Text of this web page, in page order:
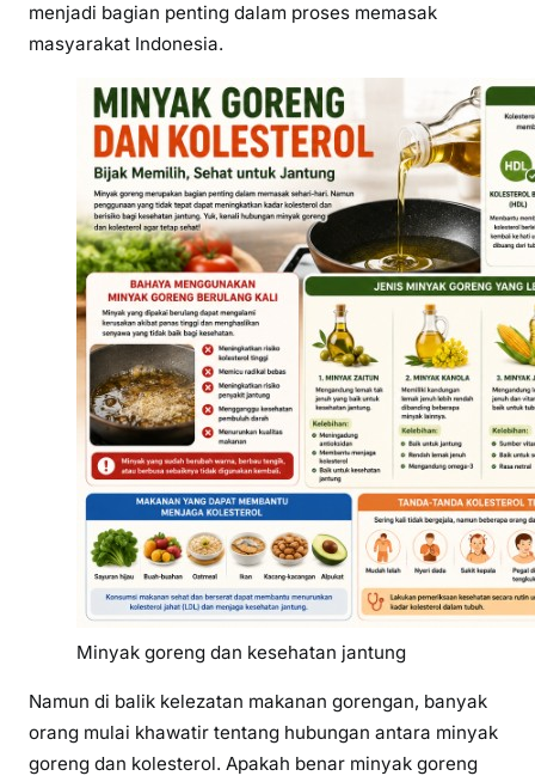
menjadi bagian penting dalam proses memasak
masyarakat Indonesia.
Minyak goreng dan kesehatan jantung
Namun di balik kelezatan makanan gorengan, banyak
orang mulai khawatir tentang hubungan antara minyak
goreng dan kolesterol. Apakah benar minyak goreng